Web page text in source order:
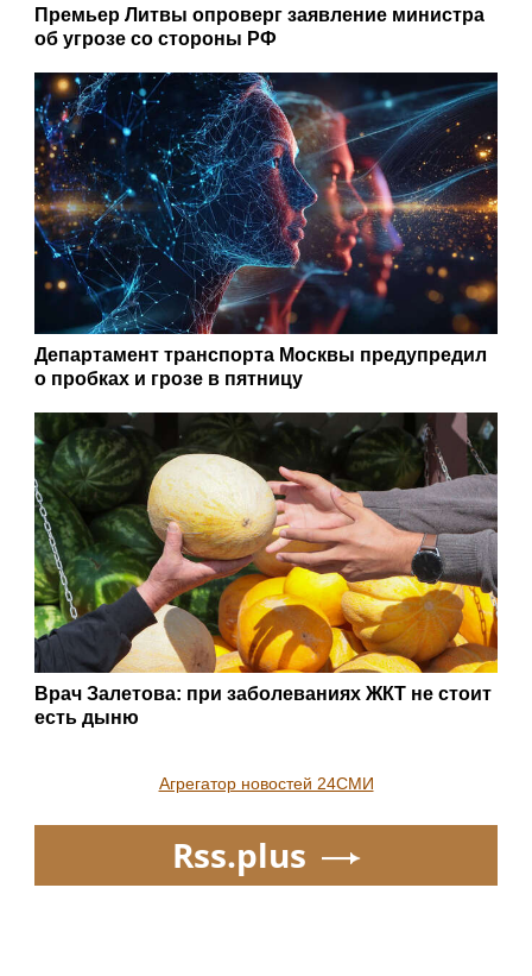
Премьер Литвы опроверг заявление министра
об угрозе со стороны РФ
Департамент транспорта Москвы предупредил
о пробках и грозе в пятницу
Врач Залетова: при заболеваниях ЖКТ не стоит
есть дыню
Агрегатор новостей 24СМИ
Rss.plus